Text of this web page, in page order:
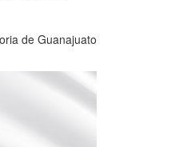
de Guanajuato